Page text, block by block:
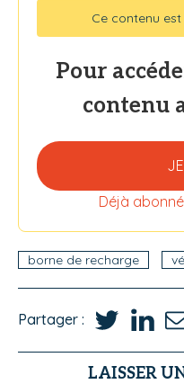
Ce contenu est
Pour
contenu
Déjà
borne de recharge
Partager :
LAISSER